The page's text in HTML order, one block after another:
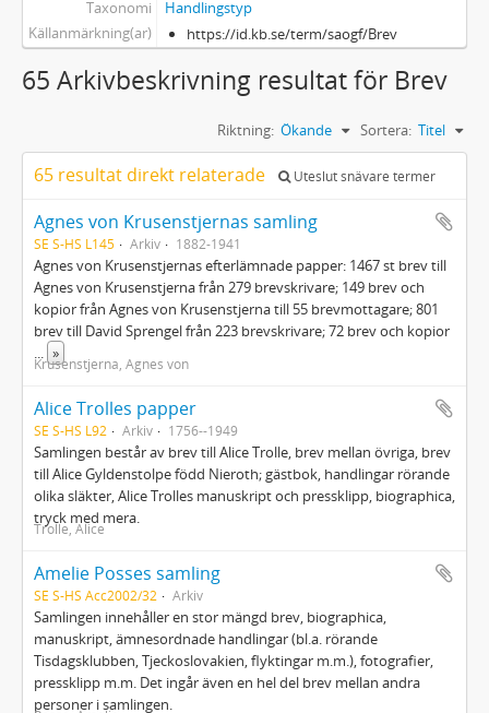
Taxonomi
Handlingstyp
Källanmärkning(ar)
https://id.kb.se/term/saogf/Brev
65 Arkivbeskrivning resultat för Brev
Sortera: Titel
Riktning: Ökande
65 resultat direkt relaterade Uteslut snävare termer
Agnes von Krusenstjernas samling
SE S-HS L145 Arkiv 1882-1941
Agnes von Krusenstjernas efterlämnade papper: 1467 st brev till
Agnes von Krusenstjerna från 279 brevskrivare; 149 brev och
kopior från Agnes von Krusenstjerna till 55 brevmottagare; 801
brev till David Sprengel från 223 brevskrivare; 72 brev och kopior
... »
Krusenstjerna, Agnes von
Alice Trolles papper
SE S-HS L92 Arkiv 1756--1949
Samlingen består av brev till Alice Trolle, brev mellan övriga, brev
till Alice Gyldenstolpe född Nieroth; gästbok, handlingar rörande
olika släkter, Alice Trolles manuskript och pressklipp, biographica,
tryck med mera.
Trolle, Alice
Amelie Posses samling
SE S-HS Acc2002/32 Arkiv
Samlingen innehåller en stor mängd brev, biographica,
manuskript, ämnesordnade handlingar (bl.a. rörande
Tisdagsklubben, Tjeckoslovakien, flyktingar m.m.), fotografier,
pressklipp m.m. Det ingår även en hel del brev mellan andra
personer i samlingen.